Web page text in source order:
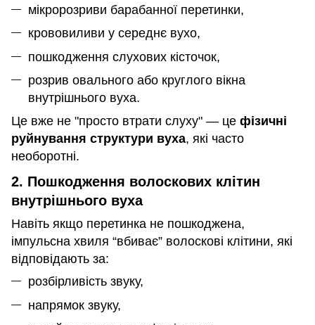
мікророзриви барабанної перетинки,
крововиливи у середнє вухо,
пошкодження слухових кісточок,
розрив овального або круглого вікна
внутрішнього вуха.
Це вже не "просто втрати слуху" — це фізичні
руйнування структури вуха, які часто
необоротні.
2. Пошкодження волоскових клітин
внутрішнього вуха
Навіть якщо перетинка не пошкоджена,
імпульсна хвиля “вбиває” волоскові клітини, які
відповідають за:
розбірливість звуку,
напрямок звуку,